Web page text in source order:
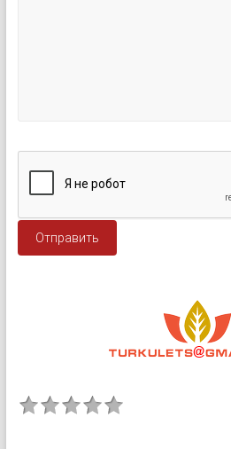
Отправить